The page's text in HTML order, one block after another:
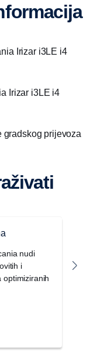
Irizar i3LE i4
Irizar i3LE i4
gradskog prijevoza
nudi
i
optimiziranih